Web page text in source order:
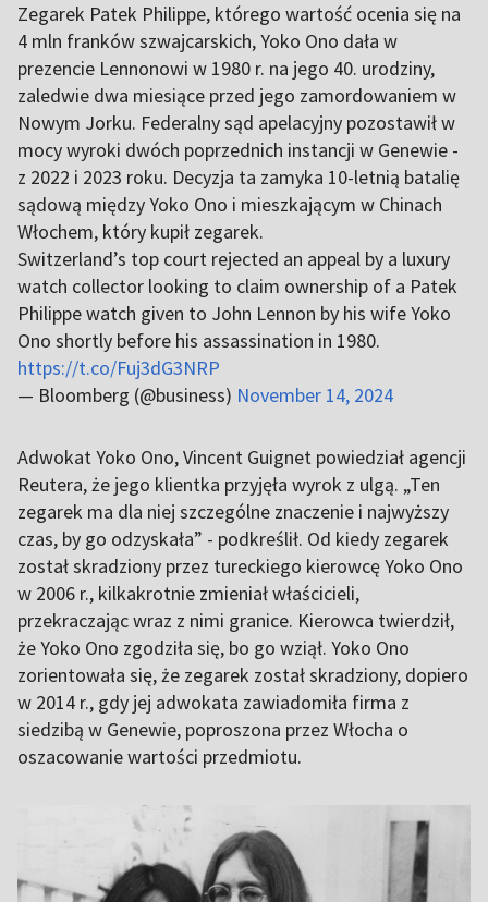
Zegarek Patek Philippe, którego wartość ocenia się na
4 mln franków szwajcarskich, Yoko Ono dała w
prezencie Lennonowi w 1980 r. na jego 40. urodziny,
zaledwie dwa miesiące przed jego zamordowaniem w
Nowym Jorku. Federalny sąd apelacyjny pozostawił w
mocy wyroki dwóch poprzednich instancji w Genewie -
z 2022 i 2023 roku. Decyzja ta zamyka 10-letnią batalię
sądową między Yoko Ono i mieszkającym w Chinach
Włochem, który kupił zegarek.
Switzerland’s top court rejected an appeal by a luxury
watch collector looking to claim ownership of a Patek
Philippe watch given to John Lennon by his wife Yoko
Ono shortly before his assassination in 1980.
https://t.co/Fuj3dG3NRP
— Bloomberg (@business) November 14, 2024
Adwokat Yoko Ono, Vincent Guignet powiedział agencji
Reutera, że jego klientka przyjęła wyrok z ulgą. „Ten
zegarek ma dla niej szczególne znaczenie i najwyższy
czas, by go odzyskała” - podkreślił. Od kiedy zegarek
został skradziony przez tureckiego kierowcę Yoko Ono
w 2006 r., kilkakrotnie zmieniał właścicieli,
przekraczając wraz z nimi granice. Kierowca twierdził,
że Yoko Ono zgodziła się, bo go wziął. Yoko Ono
zorientowała się, że zegarek został skradziony, dopiero
w 2014 r., gdy jej adwokata zawiadomiła firma z
siedzibą w Genewie, poproszona przez Włocha o
oszacowanie wartości przedmiotu.